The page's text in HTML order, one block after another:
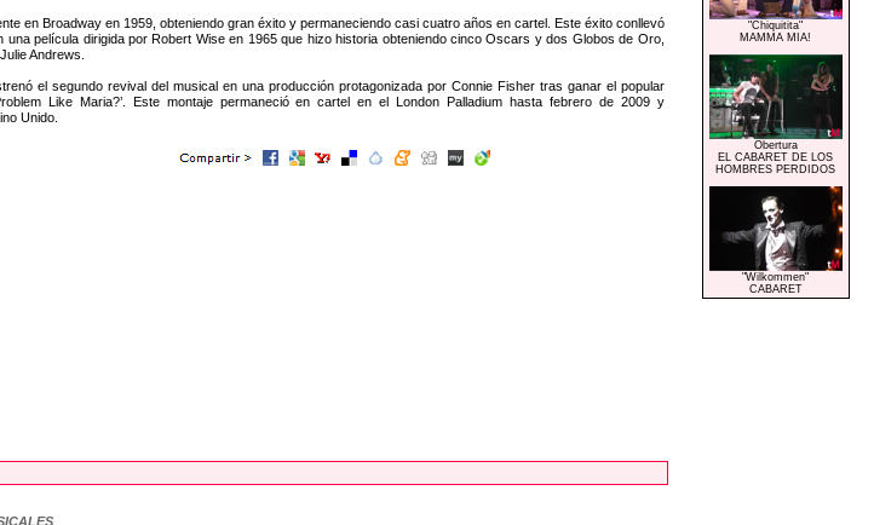
en Broadway en 1959, obteniendo gran éxito y permaneciendo casi cuatro años en cartel. Este éxito conllevó
película dirigida por Robert Wise en 1965 que hizo historia obteniendo cinco Oscars y dos Globos de Oro,
Andrews.
el segundo revival del musical en una producción protagonizada por Connie Fisher tras ganar el popular
Like Maria?’. Este montaje permaneció en cartel en el London Palladium hasta febrero de 2009 y
Unido.
"Chiquitita"
MAMMA MIA!
Obertura
EL CABARET DE LOS
HOMBRES PERDIDOS
"Wilkommen"
CABARET